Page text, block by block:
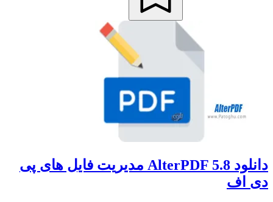
دانلود AlterPDF 5.8 مدیریت فایل های پی
دی اف